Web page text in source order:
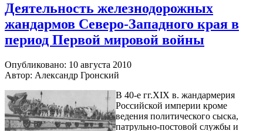
Деятельность железнодорожных
жандармов Северо-Западного края в
период Первой мировой войны
Опубликовано: 10 августа 2010
Автор: Александр Гронский
В 40-е гг.XIX в. жандармерия
Российской империи кроме
ведения политического сыска,
патрульно-постовой службы и